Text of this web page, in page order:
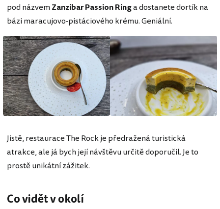
pod názvemZanzibar Passion Ringa dostanete dortík na
bázi maracujovo-pistáciového krému. Geniální.
Jistě, restaurace The Rock je předražená turistická
atrakce, ale já bych její návštěvu určitě doporučil. Je to
prostě unikátní zážitek.
Co vidět v okolí